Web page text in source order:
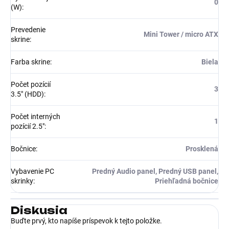
(W):
0
Prevedenie
skrine:
Mini Tower / micro ATX
Farba skrine: Biela
Počet pozícií
3.5" (HDD):
3
Počet interných
pozícií 2.5":
1
Bočnice: Prosklená
Vybavenie PC
skrinky:
Predný Audio panel, Predný USB panel,
Priehľadná bočnice
Diskusia
Buďte prvý, kto napíše príspevok k tejto položke.